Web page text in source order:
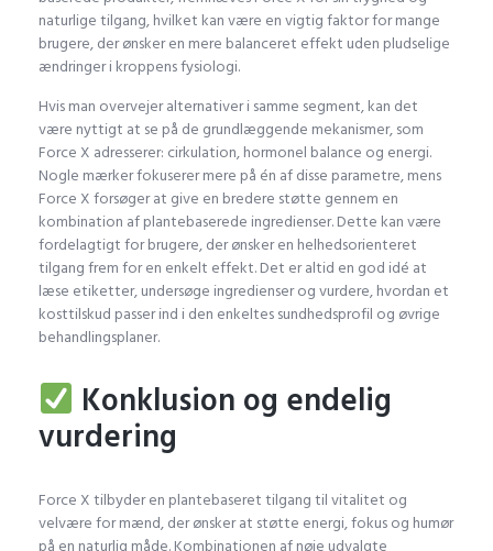
naturlige tilgang, hvilket kan være en vigtig faktor for mange
brugere, der ønsker en mere balanceret effekt uden pludselige
ændringer i kroppens fysiologi.
Hvis man overvejer alternativer i samme segment, kan det
være nyttigt at se på de grundlæggende mekanismer, som
Force X adresserer: cirkulation, hormonel balance og energi.
Nogle mærker fokuserer mere på én af disse parametre, mens
Force X forsøger at give en bredere støtte gennem en
kombination af plantebaserede ingredienser. Dette kan være
fordelagtigt for brugere, der ønsker en helhedsorienteret
tilgang frem for en enkelt effekt. Det er altid en god idé at
læse etiketter, undersøge ingredienser og vurdere, hvordan et
kosttilskud passer ind i den enkeltes sundhedsprofil og øvrige
behandlingsplaner.
Konklusion og endelig
vurdering
Force X tilbyder en plantebaseret tilgang til vitalitet og
velvære for mænd, der ønsker at støtte energi, fokus og humør
på en naturlig måde. Kombinationen af nøje udvalgte